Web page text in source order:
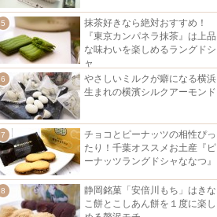
抹茶好きなら絶対おすすめ！
『東京カンパネラ抹茶』は上品
な味わいを楽しめるラングドシ
ャ
やさしいミルクが癖になる横浜
生まれの横濱シルクアーモンド
チョコとピーナッツの相性ぴっ
たり！千葉オススメお土産『ピ
ーナッツラングドシャななつ』
静岡銘菓「安倍川もち」はきな
こ餅とこしあん餅を１度に楽し